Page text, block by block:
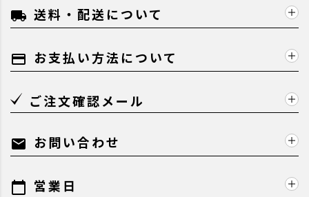
local_shipping 送料・配送について
payment お支払い方法について
ご注文確認メール
mail お問い合わせ
calendar_today 営業日